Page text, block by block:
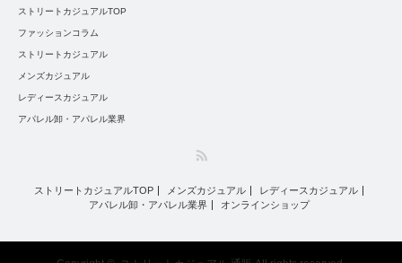
ストリートカジュアルTOP
ファッションコラム
ストリートカジュアル
メンズカジュアル
レディースカジュアル
アパレル卸・アパレル業界
ストリートカジュアルTOP メンズカジュアル
レディースカジュアル
アパレル卸・アパレル業界
オンラインショップ